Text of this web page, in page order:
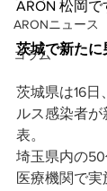
ARONニュース
コラム
ARON 松岡で
茨城で新たに
茨城県は16日
ルス感染者
表。
埼玉県内の
医療機関で